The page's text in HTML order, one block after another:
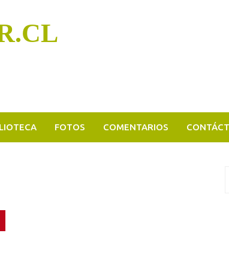
FOTOS COMENTARIOS